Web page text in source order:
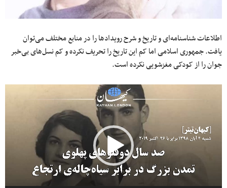
اطلاعات شناسنامه‌ای و تاریخ و شرح رویدادها را در منابع مختلف می‌توان
یافت. جمهوری اسلامی اما کم این تاریخ را تحریف نکرده و کم نسل‌های بی‌خبر
جوان را از کودکی مغزشویی نکرده است.